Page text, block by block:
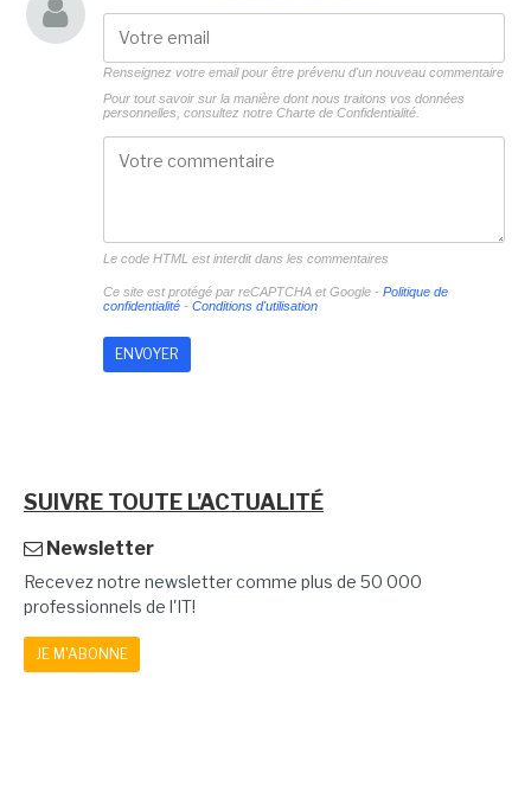
Renseignez votre email pour être prévenu d'un nouveau commentaire
Pour tout savoir sur la manière dont nous traitons vos données
personnelles, consultez notre Charte de Confidentialité.
Le code HTML est interdit dans les commentaires
Ce site est protégé par reCAPTCHA et Google - Politique de
confidentialité- Conditions d'utilisation
SUIVRE TOUTE L'ACTUALITÉ
Newsletter
Recevez notre newsletter comme plus de 50 000
professionnels de l'IT!
JE M'ABONNE